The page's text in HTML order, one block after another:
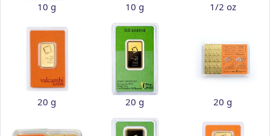
10 g 10 g 1/2 oz
20 g 20 g 20 g